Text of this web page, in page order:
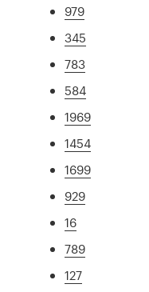
979
345
783
584
1969
1454
1699
929
16
789
127